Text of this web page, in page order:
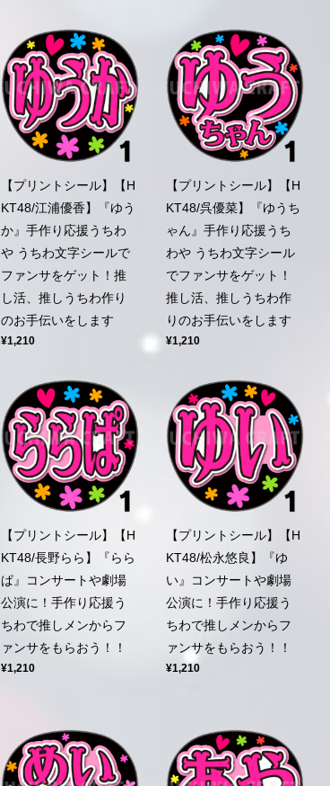
【プリントシール】【H
KT48/江浦優香】『ゆう
か』手作り応援うちわ
や うちわ文字シールで
ファンサをゲット！推
し活、推しうちわ作り
のお手伝いをします
¥1,210
【プリントシール】【H
KT48/呉優菜】『ゆうち
ゃん』手作り応援うち
わや うちわ文字シール
でファンサをゲット！
推し活、推しうちわ作
りのお手伝いをします
¥1,210
【プリントシール】【H
KT48/長野らら】『らら
ぱ』コンサートや劇場
公演に！手作り応援う
ちわで推しメンからフ
ァンサをもらおう！！
¥1,210
【プリントシール】【H
KT48/松永悠良】『ゆ
い』コンサートや劇場
公演に！手作り応援う
ちわで推しメンからフ
ァンサをもらおう！！
¥1,210